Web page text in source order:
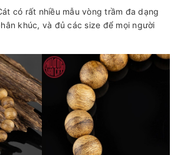
có rất nhiều mẫu vòng trầm đa dạng
khúc, và đủ các size để mọi người